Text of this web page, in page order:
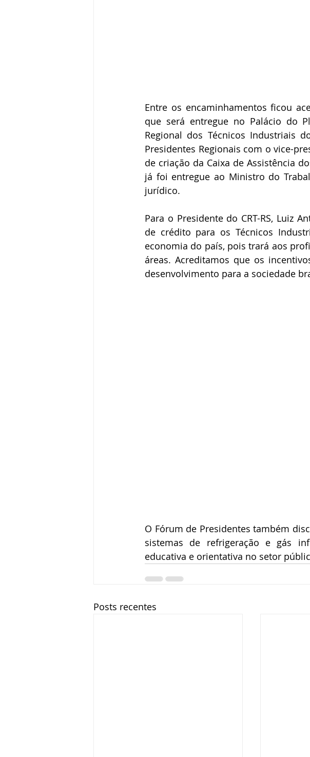
Entre os encaminhamentos ficou
que será entregue no Palácio do
Regional dos Técnicos Industriais
Presidentes Regionais com o vice-
de criação da Caixa de Assistência
já foi entregue ao Ministro do
jurídico.
Para o Presidente do CRT-RS, Luiz
de crédito para os Técnicos
economia do país, pois trará aos
áreas. Acreditamos que os
desenvolvimento para a
O Fórum de Presidentes também
sistemas de refrigeração e gás
educativa e orientativa no setor
Posts recentes